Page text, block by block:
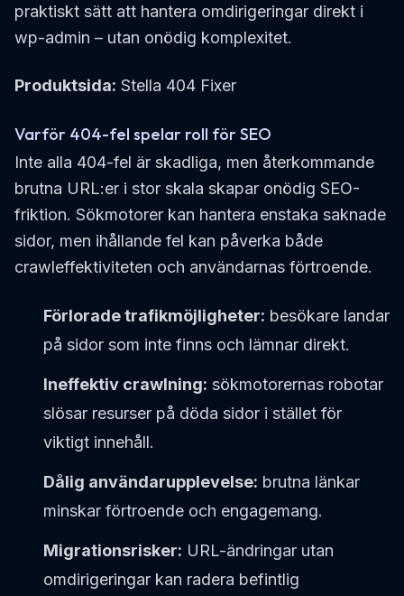
praktiskt sätt att hantera omdirigeringar direkt i
wp-admin – utan onödig komplexitet.
Produktsida: Stella 404 Fixer
Varför 404-fel spelar roll för SEO
Inte alla 404-fel är skadliga, men återkommande
brutna URL:er i stor skala skapar onödig SEO-
friktion. Sökmotorer kan hantera enstaka saknade
sidor, men ihållande fel kan påverka både
crawleffektiviteten och användarnas förtroende.
Förlorade trafikmöjligheter: besökare landar
på sidor som inte finns och lämnar direkt.
Ineffektiv crawlning: sökmotorernas robotar
slösar resurser på döda sidor i stället för
viktigt innehåll.
Dålig användarupplevelse: brutna länkar
minskar förtroende och engagemang.
Migrationsrisker: URL-ändringar utan
omdirigeringar kan radera befintlig